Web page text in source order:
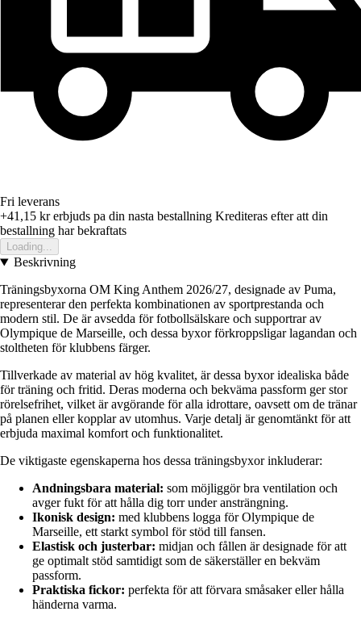
Fri leverans
+41,15 krerbjuds pa din nasta bestallning Krediteras efter att din
bestallning har bekraftats
Loading...
Beskrivning
Träningsbyxorna OM King Anthem 2026/27, designade av Puma,
representerar den perfekta kombinationen av sportprestanda och
modern stil. De är avsedda för fotbollsälskare och supportrar av
Olympique de Marseille, och dessa byxor förkroppsligar lagandan och
stoltheten för klubbens färger.
Tillverkade av material av hög kvalitet, är dessa byxor idealiska både
för träning och fritid. Deras moderna och bekväma passform ger stor
rörelsefrihet, vilket är avgörande för alla idrottare, oavsett om de tränar
på planen eller kopplar av utomhus. Varje detalj är genomtänkt för att
erbjuda maximal komfort och funktionalitet.
De viktigaste egenskaperna hos dessa träningsbyxor inkluderar:
Andningsbara material: som möjliggör bra ventilation och
avger fukt för att hålla dig torr under ansträngning.
Ikonisk design: med klubbens logga för Olympique de
Marseille, ett starkt symbol för stöd till fansen.
Elastisk och justerbar: midjan och fållen är designade för att
ge optimalt stöd samtidigt som de säkerställer en bekväm
passform.
Praktiska fickor: perfekta för att förvara småsaker eller hålla
händerna varma.